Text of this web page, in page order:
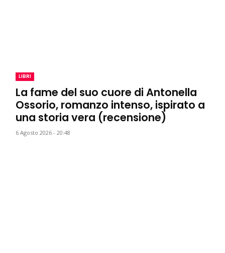
LIBRI
La fame del suo cuore di Antonella
Ossorio, romanzo intenso, ispirato a
una storia vera (recensione)
6 Agosto 2026 - 20:48